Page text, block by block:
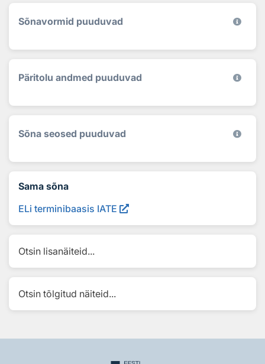
Sõnavormid puuduvad
Päritolu andmed puuduvad
Sõna seosed puuduvad
Sama sõna
ELi terminibaasis IATE
Otsin lisanäiteid...
Otsin tõlgitud näiteid...